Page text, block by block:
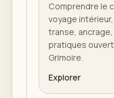
Comprendre le
voyage
transe,
pratiques
Grimoire.
Explorer